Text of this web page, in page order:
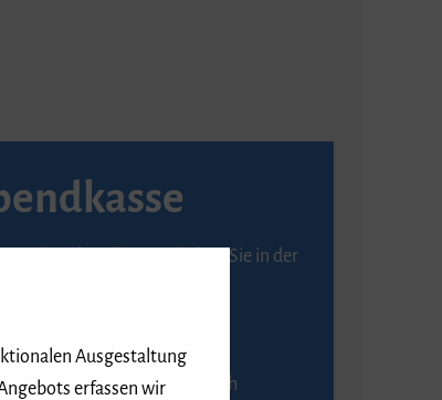
an der Abendkasse erhalten Sie in der
Abendkasse ist ausschließlich
Ausgestaltung
erfassen wir